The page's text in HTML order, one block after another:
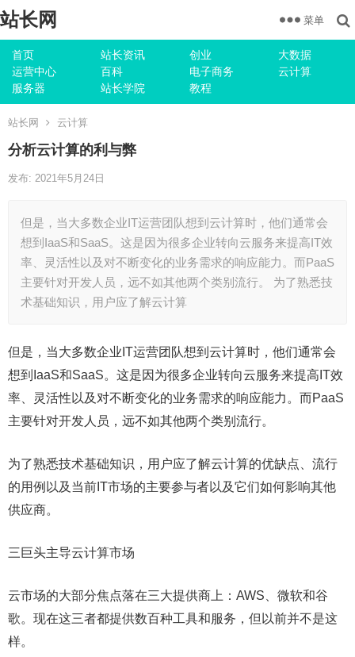
站长网
首页 站长资讯 创业
大数据
运营中心
百科 电子商务
云计算
服务器
站长学院 教程
菜单
站长网 云计算
分析云计算的利与弊
发布: 2021年5月24日
但是，当大多数企业IT运营团队想到云计算时，他们通常会
想到IaaS和SaaS。这是因为很多企业转向云服务来提高IT效
率、灵活性以及对不断变化的业务需求的响应能力。而PaaS
主要针对开发人员，远不如其他两个类别流行。 为了熟悉技
术基础知识，用户应了解云计算
但是，当大多数企业IT运营团队想到云计算时，他们通常会
想到IaaS和SaaS。这是因为很多企业转向云服务来提高IT效
率、灵活性以及对不断变化的业务需求的响应能力。而PaaS
主要针对开发人员，远不如其他两个类别流行。
为了熟悉技术基础知识，用户应了解云计算的优缺点、流行
的用例以及当前IT市场的主要参与者以及它们如何影响其他
供应商。
三巨头主导云计算市场
云市场的大部分焦点落在三大提供商上：AWS、微软和谷
歌。现在这三者都提供数百种工具和服务，但以前并不是这
样。